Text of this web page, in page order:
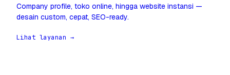
Company profile, toko online, hingga website instansi —
desain custom, cepat, SEO-ready.
Lihat layanan →